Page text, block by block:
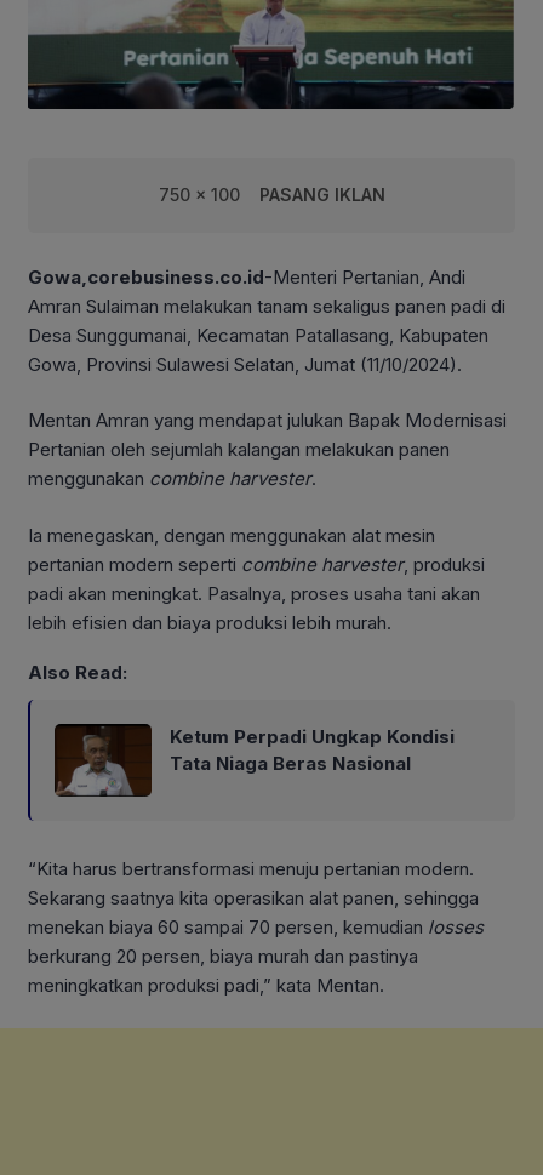
750 x 100 PASANG IKLAN
Gowa,corebusiness.co.id-Menteri Pertanian, Andi
Amran Sulaiman melakukan tanam sekaligus panen padi di
Desa Sunggumanai, Kecamatan Patallasang, Kabupaten
Gowa, Provinsi Sulawesi Selatan, Jumat (11/10/2024).
Mentan Amran yang mendapat julukan Bapak Modernisasi
Pertanian oleh sejumlah kalangan melakukan panen
menggunakan combine harvester.
Ia menegaskan, dengan menggunakan alat mesin
pertanian modern seperti combine harvester, produksi
padi akan meningkat. Pasalnya, proses usaha tani akan
lebih efisien dan biaya produksi lebih murah.
Also Read:
Ketum Perpadi Ungkap Kondisi
Tata Niaga Beras Nasional
“Kita harus bertransformasi menuju pertanian modern.
Sekarang saatnya kita operasikan alat panen, sehingga
menekan biaya 60 sampai 70 persen, kemudian losses
berkurang 20 persen, biaya murah dan pastinya
meningkatkan produksi padi,” kata Mentan.